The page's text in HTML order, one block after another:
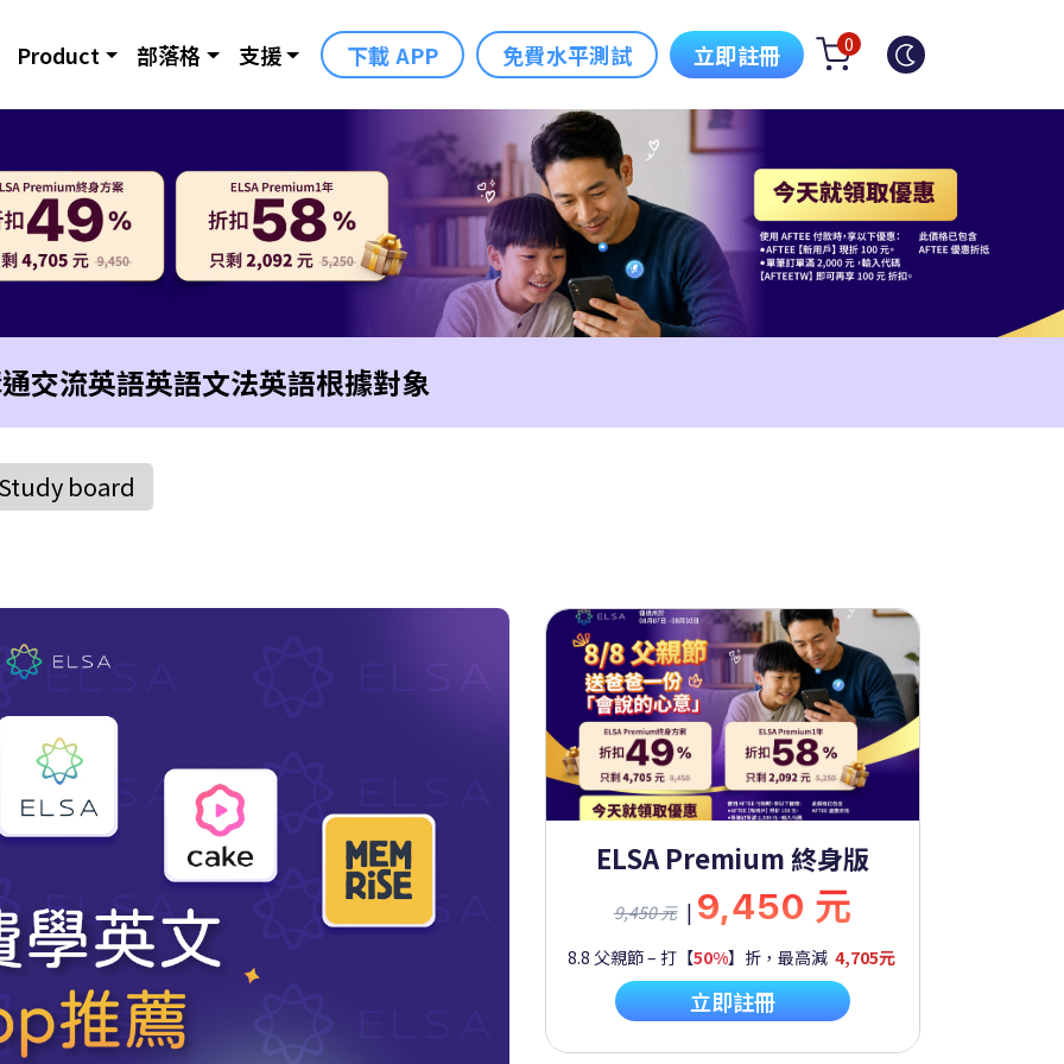
Product 部落格 支援 下載 APP 免費水平測試 立即註冊 0
交流英語英語文法英語根據對象
board
ELSA Premium 終身版
9,450 元 | 9,450 元
8.8 父親節 – 打【50%】折，最高減 4,705元
立即註冊